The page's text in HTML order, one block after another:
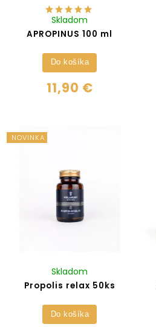
APROPINUS 100 ml
Skladom
11,90 €
Do košíka
NOVINKA
Propolis relax 50ks
Skladom
Do košíka